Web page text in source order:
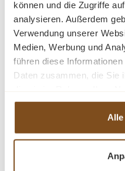
können und die Zugriffe
analysieren. Außerdem
Verwendung unserer
Medien, Werbung und
führen diese
Daten zusammen, die Sie
haben.
Alle
217 cm
Höhe 81 cm - Tiefe 88
Fragen zum Produkt?
Menü schließen
Loungesofa -
Farben - sofort